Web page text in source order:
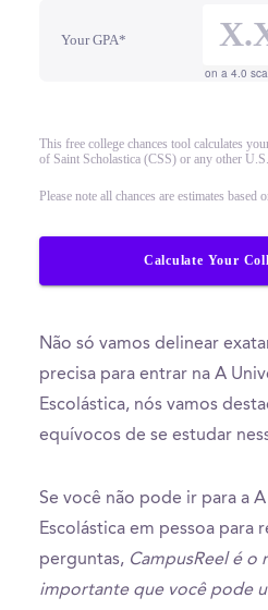
Your GPA*
on a 4.0
This free college chances tool calculates
of Saint Scholastica (CSS) or any other
Please note all chances are estimates based
Calculate Your
Não só vamos delinear
precisa para entrar na A
Escolástica, nós vamos
equívocos de se estudar
Se você não pode ir para a
Escolástica em pessoa para
perguntas, CampusReel é o
importante que você pode